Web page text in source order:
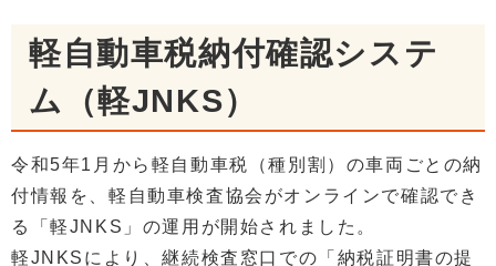
軽自動車税納付確認システ
ム（軽JNKS）
令和5年1月から軽自動車税（種別割）の車両ごとの納
付情報を、軽自動車検査協会がオンラインで確認でき
る「軽JNKS」の運用が開始されました。
軽JNKSにより、継続検査窓口での「納税証明書の提